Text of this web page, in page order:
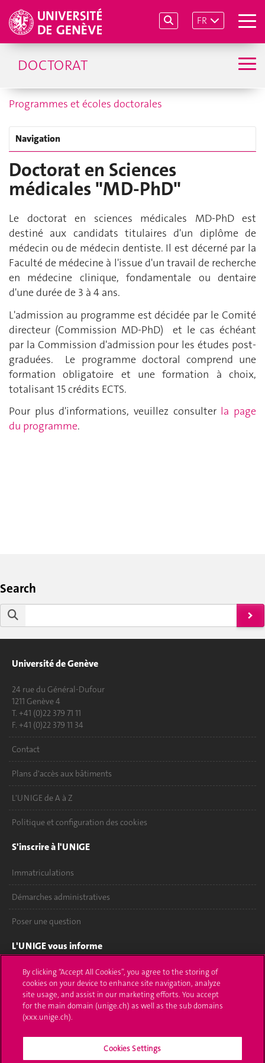
FR
DOCTORAT
Programmes et écoles doctorales
Navigation
Doctorat en Sciences
médicales "MD-PhD"
Le doctorat en sciences médicales MD-PhD est
destiné aux candidats titulaires d'un diplôme de
médecin ou de médecin dentiste. Il est décerné par la
Faculté de médecine à l'issue d'un travail de recherche
en médecine clinique, fondamentale ou dentaire
d'une durée de 3 à 4 ans.
L'admission au programme est décidée par le Comité
directeur (Commission MD-PhD) et le cas échéant
par la Commission d'admission pour les études post-
graduées. Le programme doctoral comprend une
formation obligatoire et une formation à choix,
totalisant 15 crédits ECTS.
Pour plus d'informations, veuillez consulter la page
du programme.
Search
Université de Genève
24 rue du Général-Dufour
1211 Genève 4
T. +41 (0)22 379 71 11
F. +41 (0)22 379 11 34
Contact
Plans d'accès aux bâtiments
L'UNIGE de A à Z
Politique et configuration des cookies
S'inscrire à l'UNIGE
Immatriculations
Démarches administratives
Poser une question
L'UNIGE vous informe
UNIGE Mobile
Médias
Offres d'emploi
By clicking “Accept All Cookies”, you agree to the storing of
cookies on your device to enhance site navigation, analyze
site usage, and assist in our marketing efforts. You accept
for the main domain (unige.ch) as well as the sub domains
(xxx.unige.ch).
Cookies Settings